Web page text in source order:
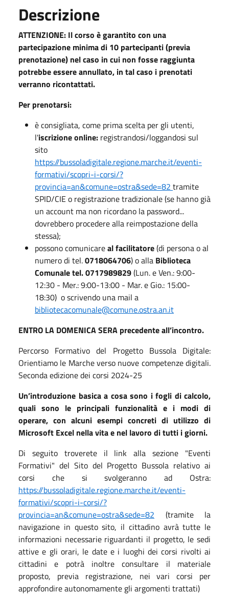
Descrizione
ATTENZIONE: Il corso è garantito con una
partecipazione minima di 10 partecipanti (previa
prenotazione) nel caso in cui non fosse raggiunta
potrebbe essere annullato, in tal caso i prenotati
verranno ricontattati.
Per prenotarsi:
è consigliata, come prima scelta per gli utenti,
l'iscrizione online: registrandosi/loggandosi sul
sito
https://bussoladigitale.regione.marche.it/eventi-
formativi/scopri-i-corsi/?
provincia=an&comune=ostra&sede=82 tramite
SPID/CIE o registrazione tradizionale (se hanno già
un account ma non ricordano la password...
dovrebbero procedere alla reimpostazione della
stessa);
possono comunicareal facilitatore(di persona o al
numero di tel.0718064706) o alla Biblioteca
Comunale tel. 0717989829(Lun. e Ven.: 9:00-
12:30 - Mer.: 9:00-13:00 - Mar. e Gio.: 15:00-
18:30) o scrivendo una mail a
bibliotecacomunale@comune.ostra.an.it
ENTRO LA DOMENICA SERA precedente all’incontro.
Percorso Formativo del Progetto Bussola Digitale:
Orientiamo le Marche verso nuove competenze digitali.
Seconda edizione dei corsi 2024-25
Un’introduzione basica a cosa sono i fogli di calcolo,
quali sono le principali funzionalità e i modi di
operare, con alcuni esempi concreti di utilizzo di
Microsoft Excel nella vita e nel lavoro di tutti i giorni.
Di seguito troverete il link alla sezione "Eventi
Formativi" del Sito del Progetto Bussola relativo ai
corsi che si svolgeranno ad Ostra:
https://bussoladigitale.regione.marche.it/eventi-
formativi/scopri-i-corsi/?
provincia=an&comune=ostra&sede=82 (tramite la
navigazione in questo sito, il cittadino avrà tutte le
informazioni necessarie riguardanti il progetto, le sedi
attive e gli orari, le date e i luoghi dei corsi rivolti ai
cittadini e potrà inoltre consultare il materiale
proposto, previa registrazione, nei vari corsi per
approfondire autonomamente gli argomenti trattati)